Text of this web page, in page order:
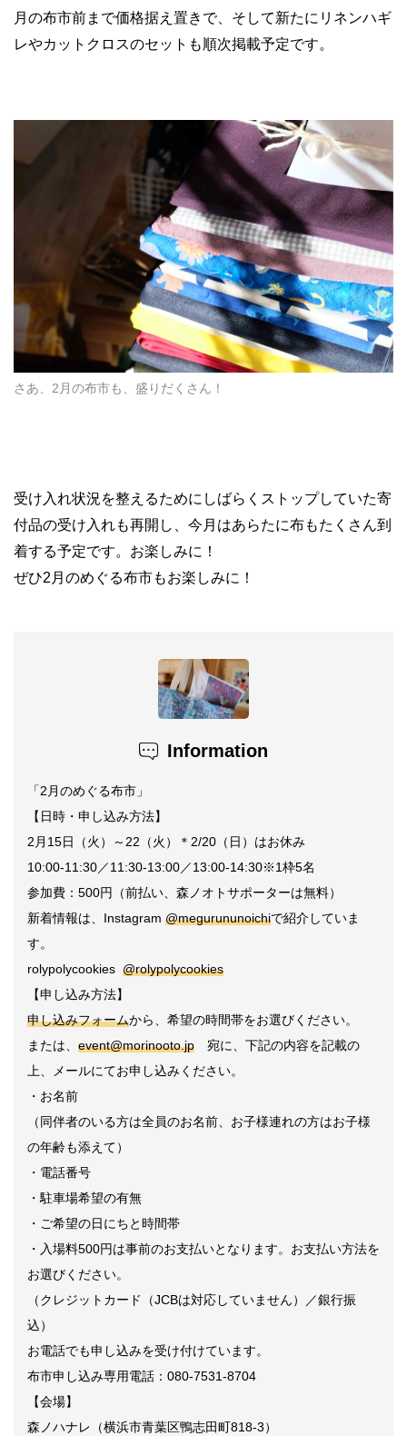
月の布市前まで価格据え置きで、そして新たにリネンハギ
レやカットクロスのセットも順次掲載予定です。
さあ、2月の布市も、盛りだくさん！
受け入れ状況を整えるためにしばらくストップしていた寄
付品の受け入れも再開し、今月はあらたに布もたくさん到
着する予定です。お楽しみに！
ぜひ2 月のめぐる布市もお楽しみに！
Information
「2 月のめぐる布市」
【日時・申し込み方法】
2 月 15日（火）～ 22 （火）＊ 2/20 （日）はお休み
10:00-11:30／11:30-13:00／13:00-14:30※1枠5名
参加費： 500円（前払い、森ノオトサポーターは無料）
新着情報は、 Instagram @megurununoichiで紹介していま
す。
rolypolycookies @rolypolycookies
【申し込み方法】
申し込みフォームから、希望の時間帯をお選びください。
または、 event@morinooto.jp 宛に、下記の内容を記載の
上、メールにてお申し込みください。
・お名前
（同伴者のいる方は全員のお名前、お子様連れの方はお子様
の年齢も添えて）
・電話番号
・駐車場希望の有無
・ご希望の日にちと時間帯
・入場料500円は事前のお支払いとなります。お支払い方法を
お選びください。
（クレジットカード（JCBは対応していません）／銀行振
込）
お電話でも申し込みを受け付けています。
布市申し込み専用電話： 080-7531-8704
【会場】
森ノハナレ（横浜市青葉区鴨志田町818-3）